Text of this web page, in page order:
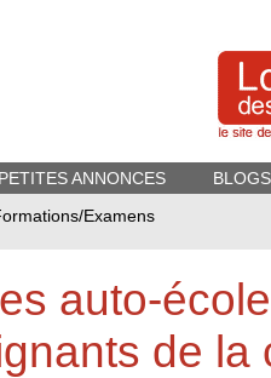
PETITES ANNONCES
Examens
auto-
de la